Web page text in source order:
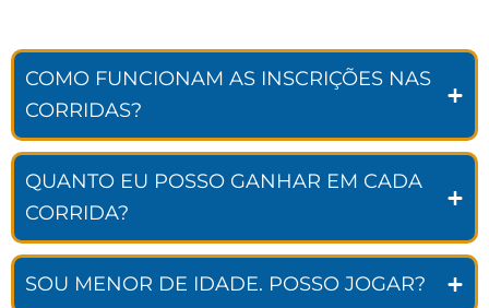
COMO FUNCIONAM AS INSCRIÇÕES NAS
CORRIDAS?
QUANTO EU POSSO GANHAR EM CADA
CORRIDA?
SOU MENOR DE IDADE. POSSO JOGAR?